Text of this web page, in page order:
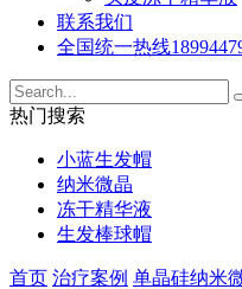
联系我们
全国统一热线
热门搜索
小蓝生发帽
纳米微晶
冻干精华液
生发棒球帽
首页 治疗案例 单晶硅纳米